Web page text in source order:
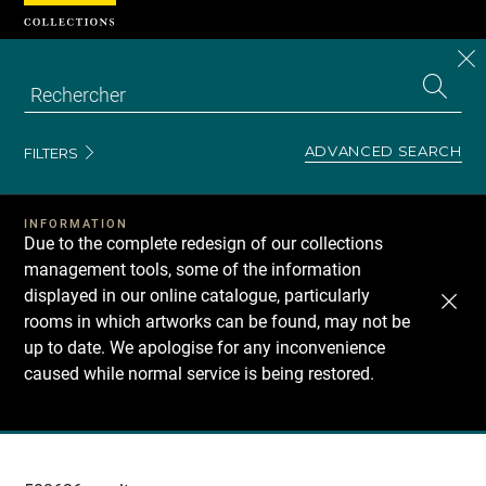
FILTERS ADVANCED SEARCH
INFORMATION
Due to the complete redesign of our collections
management tools, some of the information
displayed in our online catalogue, particularly
rooms in which artworks can be found, may not be
up to date. We apologise for any inconvenience
caused while normal service is being restored.
Recherche
Cookies management panel